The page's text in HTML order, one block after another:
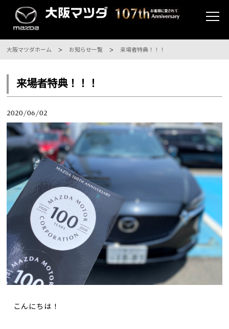
大阪マツダホーム お知らせ一覧 来場者特典！！！
来場者特典！！！
2020/06/02
こんにちは！